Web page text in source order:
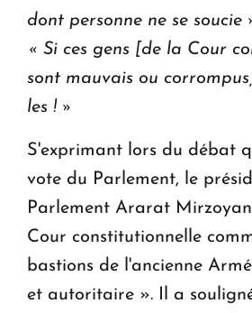
dont personne ne se soucie
« Si ces gens [de la Cour
sont mauvais ou
les ! »
S'exprimant lors du débat
vote du Parlement, le
Parlement Ararat
Cour constitutionnelle
bastions de l'ancienne
et autoritaire ». Il a